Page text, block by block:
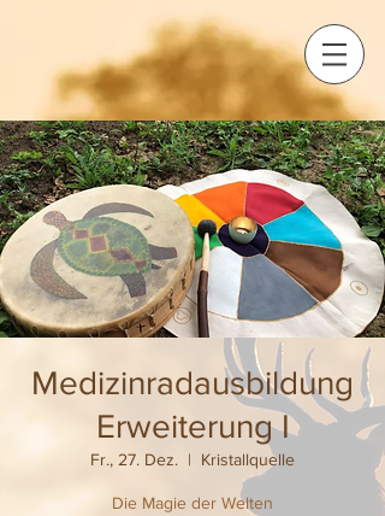
Medizinradausbildung
Erweiterung I
Fr., 27. Dez.
  |
Kristallquelle
Die Magie der Welten